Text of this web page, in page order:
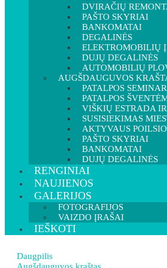
DVIRAČIŲ
PAŠTO SKYRIAI
BANKOMATAI
DEGALINĖS
ELEKTROMOBILIŲ
DUJŲ DEGALINĖS
AUTOMOBILIŲ
AUGŠDAUGUVOS
PATALPOS
PATALPOS
VIŠKIŲ ESTRADA
SUSISIEKIMAS
AKTYVAUS
PAŠTO SKYRIAI
BANKOMATAI
DUJŲ DEGALINĖS
RENGINIAI
NAUJIENOS
GALERIJOS
FOTOGRAFIJOS
VAIZDO ĮRAŠAI
IEŠKOTI
Daugpilis